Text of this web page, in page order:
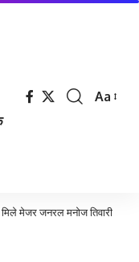
Font
Aa
मिले मेजर जनरल मनोज तिवारी